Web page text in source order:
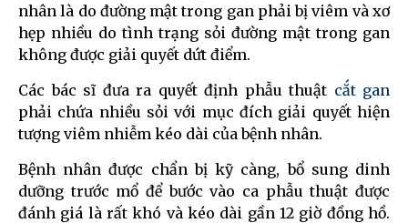
nhân là do đường mật trong gan phải bị viêm và xơ
hẹp nhiều do tình trạng sỏi đường mật trong gan
không được giải quyết dứt điểm.
Các bác sĩ đưa ra quyết định phẫu thuật cắt gan
phải chứa nhiều sỏi với mục đích giải quyết hiện
tượng viêm nhiễm kéo dài của bệnh nhân.
Bệnh nhân được chẩn bị kỹ càng, bổ sung dinh
dưỡng trước mổ để bước vào ca phẫu thuật được
đánh giá là rất khó và kéo dài gần 12 giờ đồng hồ.